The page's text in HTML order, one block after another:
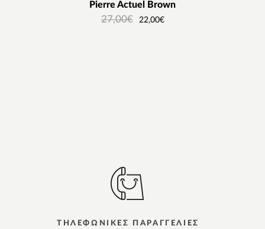
Pierre Actuel Brown
27,00€ 22,00€
ΤΗΛΕΦΩΝΙΚΕΣ ΠΑΡΑΓΓΕΛΙΕΣ